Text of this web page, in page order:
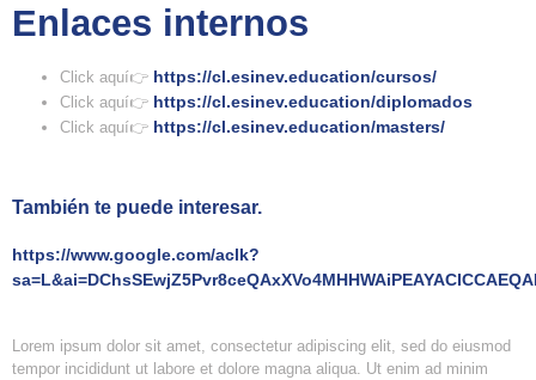
Enlaces internos
Click aquí👉 https://cl.esinev.education/cursos/
Click aquí👉 https://cl.esinev.education/diplomados
Click aquí👉 https://cl.esinev.education/masters/
También te puede interesar.
https://www.google.com/aclk?
Lorem ipsum dolor sit amet, consectetur adipiscing elit, sed do eiusmod
tempor incididunt ut labore et dolore magna aliqua. Ut enim ad minim